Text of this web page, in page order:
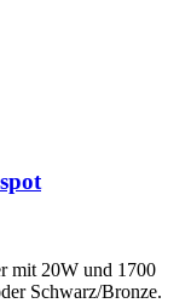
mit 20W und 1700
Schwarz/Bronze.